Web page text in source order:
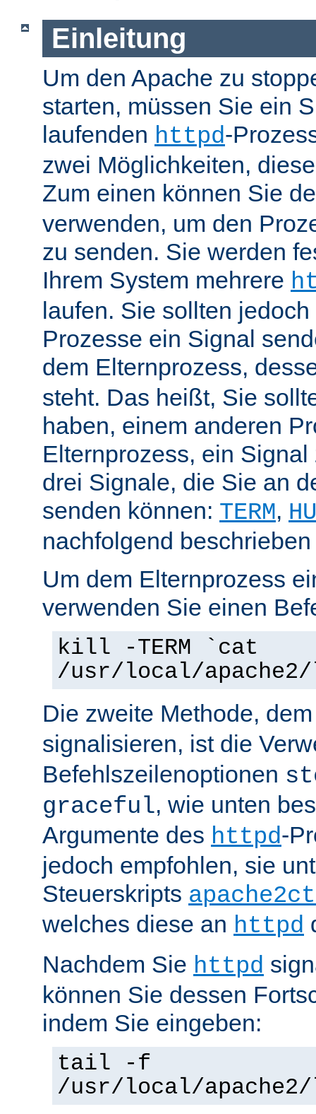
Einleitung
Um den Apache zu
starten, müssen Sie ein
laufenden httpd-
zwei Möglichkeiten,
Zum einen können Sie
verwenden, um den
zu senden. Sie werden
Ihrem System mehrere
laufen. Sie sollten
Prozesse ein Signal
dem Elternprozess,
steht. Das heißt, Sie
haben, einem anderen
Elternprozess, ein
drei Signale, die Sie an
senden können: TERM,
nachfolgend
Um dem Elternprozess
verwenden Sie einen
kill -TERM `cat
/usr/local/
Die zweite Methode,
signalisieren, ist die
Befehlszeilenoptionen
graceful, wie unten
Argumente des httpd-
jedoch empfohlen, sie
Steuerskripts
welches diese an httpd
Nachdem Sie httpd
können Sie dessen
indem Sie eingeben:
tail -f
/usr/local/